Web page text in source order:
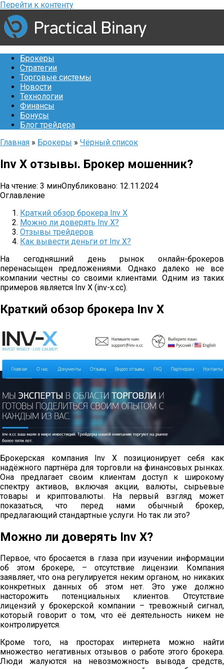
Перейти к контенту
Брокеры
Стратегии
Торговые системы
Новости
Технологии
Финансы
Бонусы
Блог трейдера
Главная » Брокеры » Чёрный список
Inv X отзывы. Брокер мошенник?
На чтение: 3 минОпубликовано: 12.11.2024
Оглавление
Краткий обзор брокера Inv X
Можно ли доверять Inv X?
Отзывы трейдеров
Как вывести деньги от Inv X?
На сегодняшний день рынок онлайн-брокеров
перенасыщен предложениями. Однако далеко не все
компании честны со своими клиентами. Одним из таких
примеров является Inv X (inv-x.cc).
Краткий обзор брокера Inv X
Брокерская компания Inv X позиционирует себя как
надёжного партнёра для торговли на финансовых рынках.
Она предлагает своим клиентам доступ к широкому
спектру активов, включая акции, валюты, сырьевые
товары и криптовалюты. На первый взгляд может
показаться, что перед нами обычный брокер,
предлагающий стандартные услуги. Но так ли это?
Можно ли доверять Inv X?
Первое, что бросается в глаза при изучении информации
об этом брокере, – отсутствие лицензии. Компания
заявляет, что она регулируется неким органом, но никаких
конкретных данных об этом нет. Это уже должно
насторожить потенциальных клиентов. Отсутствие
лицензий у брокерской компании – тревожный сигнал,
который говорит о том, что её деятельность никем не
контролируется.
Кроме того, на просторах интернета можно найти
множество негативных отзывов о работе этого брокера.
Люди жалуются на невозможность вывода средств,